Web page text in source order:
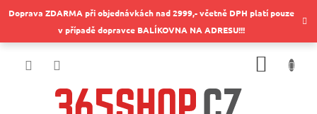
naDoprava ZDARMA při objednávkách nad 2999,- včetně DPH platí pouze
v případě dopravce BALÍKOVNA NA ADRESU!!!